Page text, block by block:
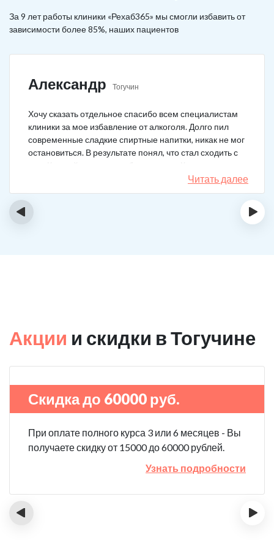
За 9 лет работы клиники «Рехаб365» мы смогли избавить от
зависимости более 85%, наших пациентов
Александр Тогучин
Хочу сказать отдельное спасибо всем специалистам
клиники за мое избавление от алкоголя. Долго пил
современные сладкие спиртные напитки, никак не мог
остановиться. В результате понял, что стал сходить с
ума. Каждый день не мог без выпивки. Когда осознал,
понял, что надо что-то в своей жизни менять. Нашел
телефон клиники в интернете, сразу приехал и
Читать далее
‹ ›
Акции и скидки в Тогучине
Скидка до 60000 руб.
При оплате полного курса 3 или 6 месяцев - Вы
получаете скидку от 15000 до 60000 рублей.
Узнать подробности
‹ ›